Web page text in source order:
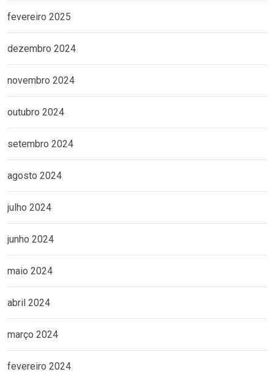
fevereiro 2025
dezembro 2024
novembro 2024
outubro 2024
setembro 2024
agosto 2024
julho 2024
junho 2024
maio 2024
abril 2024
março 2024
fevereiro 2024